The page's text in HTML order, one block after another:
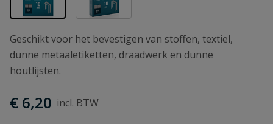
Geschikt voor het bevestigen van stoffen, textiel,
dunne metaaletiketten, draadwerk en dunne
houtlijsten.
€ 6,20